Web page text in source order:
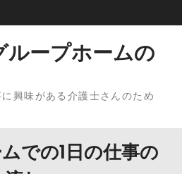
ループホームの
興味がある介護士さんのため
での1日の仕事の